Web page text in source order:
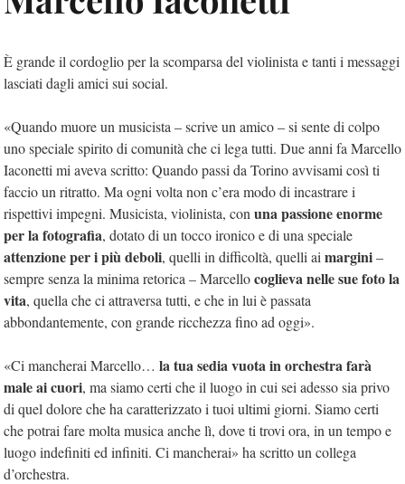
È grande il cordoglio per la scomparsa del violinista e tanti i messaggi
lasciati dagli amici sui social.
«Quando muore un musicista – scrive un amico – si sente di colpo
uno speciale spirito di comunità che ci lega tutti. Due anni fa Marcello
Iaconetti mi aveva scritto: Quando passi da Torino avvisami così ti
faccio un ritratto. Ma ogni volta non c’era modo di incastrare i
rispettivi impegni. Musicista, violinista, con una passione enorme
per la fotografia, dotato di un tocco ironico e di una speciale
attenzione per i più deboli, quelli in difficoltà, quelli ai margini–
sempre senza la minima retorica – Marcellocoglieva nelle sue foto la
vita, quella che ci attraversa tutti, e che in lui è passata
abbondantemente, con grande ricchezza fino ad oggi».
«Ci mancherai Marcello… la tua sedia vuota in orchestra farà
male ai cuori, ma siamo certi che il luogo in cui sei adesso sia privo
di quel dolore che ha caratterizzato i tuoi ultimi giorni. Siamo certi
che potrai fare molta musica anche lì, dove ti trovi ora, in un tempo e
luogo indefiniti ed infiniti. Ci mancherai» ha scritto un collega
d’orchestra.